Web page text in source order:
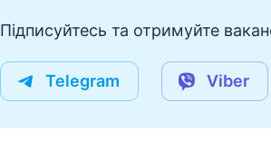
Підписуйтесь та отримуйте
Telegram Viber